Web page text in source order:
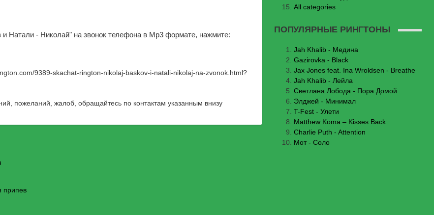
и Натали - Николай" на звонок телефона в Mp3 формате, нажмите:
9389-skachat-rington-nikolaj-baskov-i-natali-nikolaj-na-zvonok.html?
пожеланий, жалоб, обращайтесь по контактам указанным внизу
припев
All categories
ПОПУЛЯРНЫЕ РИНГТОНЫ
Jаh Khаlib - Медина
Gazirovka - Black
Jax Jones feat. Ina Wroldsen - Breathe
Jah Khalib - Лейла
Светлана Лобода - Пора Домой
Элджей - Минимал
T-Fest - Улети
Matthew Koma – Kisses Back
Charlie Puth - Attention
Мот - Соло